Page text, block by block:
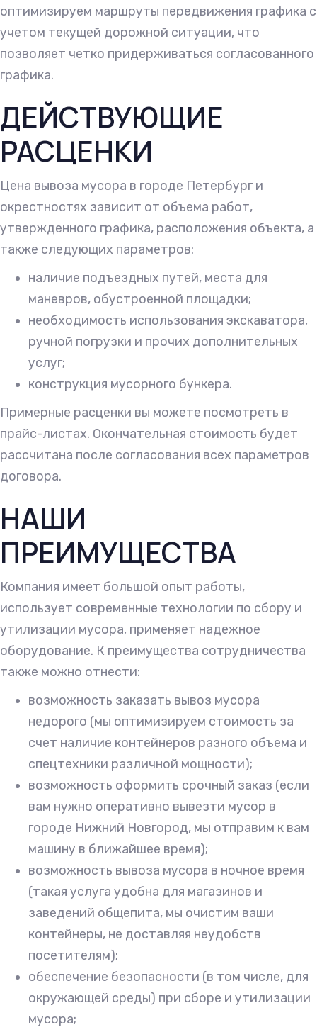
оптимизируем маршруты передвижения графика с
учетом текущей дорожной ситуации, что
позволяет четко придерживаться согласованного
графика.
ДЕЙСТВУЮЩИЕ
РАСЦЕНКИ
Цена вывоза мусора в городе Петербург и
окрестностях зависит от объема работ,
утвержденного графика, расположения объекта, а
также следующих параметров:
наличие подъездных путей, места для
маневров, обустроенной площадки;
необходимость использования экскаватора,
ручной погрузки и прочих дополнительных
услуг;
конструкция мусорного бункера.
Примерные расценки вы можете посмотреть в
прайс-листах. Окончательная стоимость будет
рассчитана после согласования всех параметров
договора.
НАШИ
ПРЕИМУЩЕСТВА
Компания имеет большой опыт работы,
использует современные технологии по сбору и
утилизации мусора, применяет надежное
оборудование. К преимущества сотрудничества
также можно отнести:
возможность заказать вывоз мусора
недорого (мы оптимизируем стоимость за
счет наличие контейнеров разного объема и
спецтехники различной мощности);
возможность оформить срочный заказ (если
вам нужно оперативно вывезти мусор в
городе Нижний Новгород, мы отправим к вам
машину в ближайшее время);
возможность вывоза мусора в ночное время
(такая услуга удобна для магазинов и
заведений общепита, мы очистим ваши
контейнеры, не доставляя неудобств
посетителям);
обеспечение безопасности (в том числе, для
окружающей среды) при сборе и утилизации
мусора;